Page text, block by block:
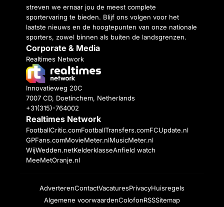
streven we ernaar jou de meest complete
sportervaring te bieden. Blijf ons volgen voor het
laatste nieuws en de hoogtepunten van onze nationale
sporters, zowel binnen als buiten de landsgrenzen.
Corporate & Media
Realtimes Network
Innovatieweg 20C
7007 CD, Doetinchem, Netherlands
+31(315)-764002
Realtimes Network
FootballCritic.comFootballTransfers.comFCUpdate.nl
GPFans.comMovieMeter.nlMusicMeter.nl
WijWedden.netKelderklasseAnfield watch
MeeMetOranje.nl
AdverterenContactVacaturesPrivacyHuisregels
Algemene voorwaardenColofonRSSSitemap